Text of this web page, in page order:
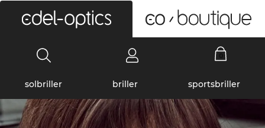
solbriller briller sportsbriller